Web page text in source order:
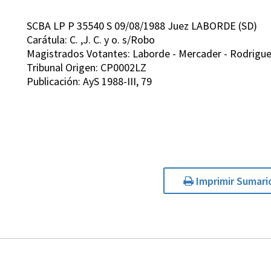
SCBA LP P 35540 S 09/08/1988 Juez LABORDE (SD)
Carátula: C. ,J. C. y o. s/Robo
Magistrados Votantes: Laborde - Mercader -
Tribunal Origen: CP0002LZ
Publicación: AyS 1988-III, 79
Imprimir